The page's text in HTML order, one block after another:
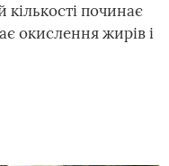
починає
окислення жирів і